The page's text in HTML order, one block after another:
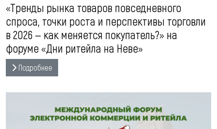
«Тренды рынка товаров повседневного
спроса, точки роста и перспективы торговли
в 2026 — как меняется покупатель?» на
форуме «Дни ритейла на Неве»
Подробнее